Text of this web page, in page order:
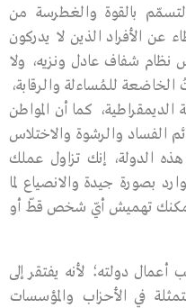
بالقوة والغطرسة من
الأفراد الذين لا يدركون
شفاف عادل ونزيه، ولا
الخاضعة للمُساءلة والرقابة،
الديمقراطية، كما أن المواطن
الفساد والرشوة والاختلاس
الدولة، إنك تزاول عملك
بصورة جيدة والانصياع لما
يمكنك تهميش أيّ شخص قطّ أو
دولته؛ لأنه يفتقر إلى
في الأحزاب والمؤسسات